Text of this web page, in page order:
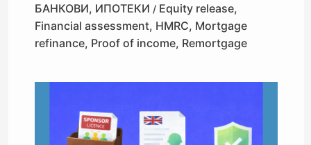
БАНКОВИ, ИПОТЕКИ / Equity release,
Financial assessment, HMRC, Mortgage
refinance, Proof of income, Remortgage